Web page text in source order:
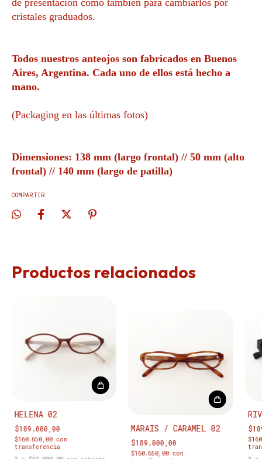
de presentación como también para cambiarlos por
cristales graduados.
Todos nuestros anteojos son fabricados en Buenos
Aires, Argentina. Cada uno de ellos está hecho a
mano.
(Packaging en las últimas fotos)
Dimensiones: 138 mm (largo frontal) // 50 mm (alto
frontal) // 140 mm (largo de patilla)
COMPARTIR
Productos relacionados
HELENA 02
$189.000,00
$160.650,00 con
transferencia
MARAIS / CARAMEL 02
$189.000,00
$160.650,00con